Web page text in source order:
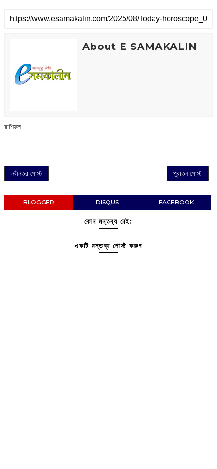
About E SAMAKALIN
রাশিফল
নবীনতর পোস্ট পুরাতন পোস্ট
BLOGGER DISQUS FACEBOOK
কোন মন্তব্য নেই:
একটি মন্তব্য পোস্ট করুন